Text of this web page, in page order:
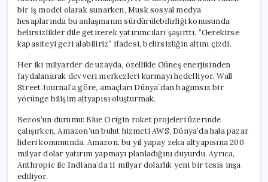
bir iş model olarak sunarken, Musk sosyal medya
hesaplarında bu anlaşmanın sürdürülebilirliği konusunda
belirsizlikler dile getirerek yatırımcıları şaşırttı. “Gerekirse
kapasiteyi geri alabiliriz” ifadesi, belirsizliğin altını çizdi.
Her iki milyarder de uzayda, özellikle Güneş enerjisinden
faydalanarak dev veri merkezleri kurmayı hedefliyor. Wall
Street Journal’a göre, amaçları Dünya’dan bağımsız bir
yörünge bilişim altyapısı oluşturmak.
Bezos’un durumu: Blue Origin roket projeleri üzerinde
çalışırken, Amazon’un bulut hizmeti AWS, Dünya’da hala pazar
lideri konumunda. Amazon, bu yıl yapay zeka altyapısına 200
milyar dolar yatırım yapmayı planladığını duyurdu. Ayrıca,
Anthropic ile Indiana’da 11 milyar dolarlık yeni bir tesis inşa
ediliyor.